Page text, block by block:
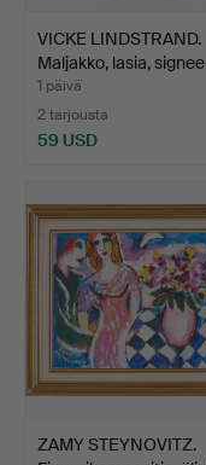
VICKE LINDSTRAND.
Maljakko, lasia,
1 päivä
2 tarjousta
59 USD
ZAMY STEYNOVITZ.